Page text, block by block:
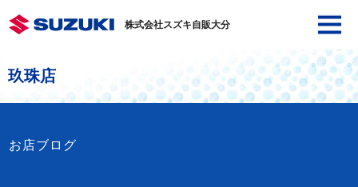
株式会社スズキ自販大分
玖珠店
お店ブログ